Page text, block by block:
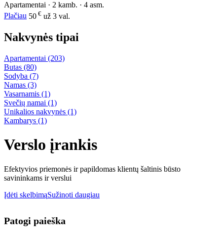
Apartamentai · 2 kamb. · 4 asm.
Plačiau 50 € už 3 val.
Nakvynės tipai
Apartamentai (203)
Butas (80)
Sodyba (7)
Namas (3)
Vasarnamis (1)
Svečių namai (1)
Unikalios nakvynės (1)
Kambarys (1)
Verslo įrankis
Efektyvios priemonės ir papildomas klientų šaltinis būsto
savininkams ir verslui
Įdėti skelbimąSužinoti daugiau
Patogi paieška